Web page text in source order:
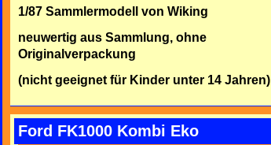
1/87 Sammlermodell von Wiking
neuwertig aus Sammlung, ohne
Originalverpackung
(nicht geeignet für Kinder unter 14 Jahren)
Ford FK1000 Kombi Eko